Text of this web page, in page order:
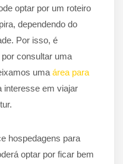
optar por um roteiro
dependendo do
Por isso, é
consultar uma
uma área para
interesse em viajar
hospedagens para
optar por ficar bem